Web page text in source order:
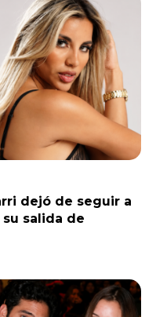
dejó de seguir a
salida de